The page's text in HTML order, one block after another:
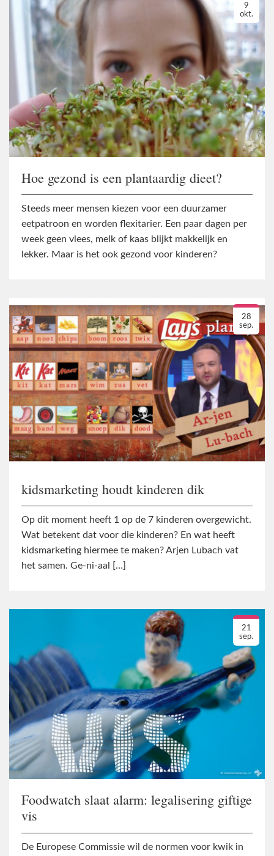
9
okt.
Hoe gezond is een plantaardig dieet?
Steeds meer mensen kiezen voor een duurzamer
eetpatroon en worden flexitarier. Een paar dagen per
week geen vlees, melk of kaas blijkt makkelijk en
lekker. Maar is het ook gezond voor kinderen?
28
sep.
kidsmarketing houdt kinderen dik
Op dit moment heeft 1 op de 7 kinderen overgewicht.
Wat betekent dat voor die kinderen? En wat heeft
kidsmarketing hiermee te maken? Arjen Lubach vat
het samen. Ge-ni-aal […]
21
sep.
Foodwatch slaat alarm: legalisering giftige
vis
De Europese Commissie wil de normen voor kwik in